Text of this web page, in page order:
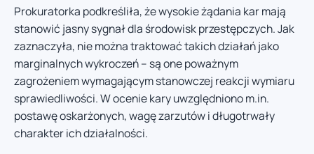
Prokuratorka podkreśliła, że wysokie żądania kar mają
stanowić jasny sygnał dla środowisk przestępczych. Jak
zaznaczyła, nie można traktować takich działań jako
marginalnych wykroczeń – są one poważnym
zagrożeniem wymagającym stanowczej reakcji wymiaru
sprawiedliwości. W ocenie kary uwzględniono m.in.
postawę oskarżonych, wagę zarzutów i długotrwały
charakter ich działalności.